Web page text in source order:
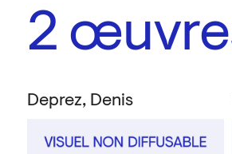
2
Deprez, Denis